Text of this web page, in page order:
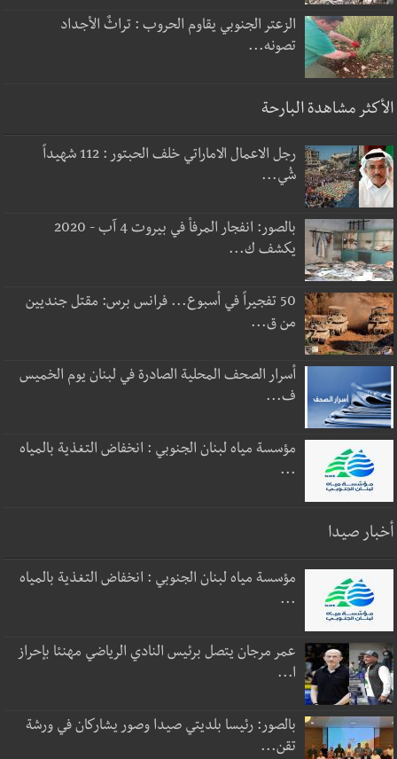
الزعتر الجنوبي يقاوم الحروب : تراثٌ الأجداد
تصونه...
الأكثر مشاهدة البارحة
رجل الاعمال الاماراتي خلف الحبتور : 112 شهيداً
شُي...
بالصور: انفجار المرفأ في بيروت 4 آب - 2020
يكشف ك...
50 تفجيراً في أسبوع... فرانس برس: مقتل جنديين
من ق...
أسرار الصحف المحلية الصادرة في لبنان يوم الخميس
ف...
مؤسسة مياه لبنان الجنوبي : انخفاض التغذية بالمياه
...
أخبار صيدا
مؤسسة مياه لبنان الجنوبي : انخفاض التغذية بالمياه
...
عمر مرجان يتصل برئيس النادي الرياضي مهنئا بإحراز
ا...
بالصور: رئيسا بلديتي صيدا وصور يشاركان في ورشة
تقن...